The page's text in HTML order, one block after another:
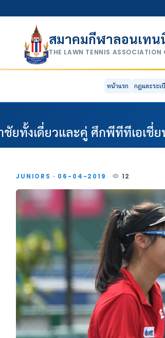
สมาคมกีฬาลอนเท
THE LAWN TENNIS ASSOCIATION
หน้าแรก กฎและระเ
ชัยทั้งเดี่ยวและคู่ ศึกพีทีทีเอเชี่
JUNIORS · 06-04-2019 12